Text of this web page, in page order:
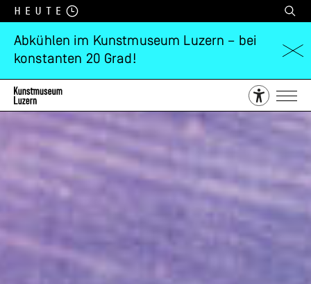
Heute
Abkühlen im Kunstmuseum Luzern – bei
konstanten 20 Grad!